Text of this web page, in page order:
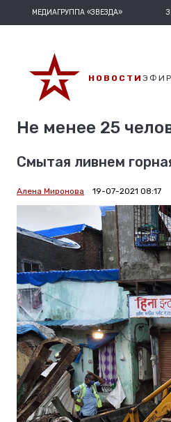
МЕДИАГРУППА «ЗВЕЗДА»
НОВОСТИ ЭФИР
Не менее 25
Смытая ливнем
Алена Миронова 19-07-2021 08:17